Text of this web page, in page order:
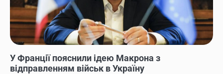
У Франції пояснили ідею Макрона з
відправленням військ в Україну